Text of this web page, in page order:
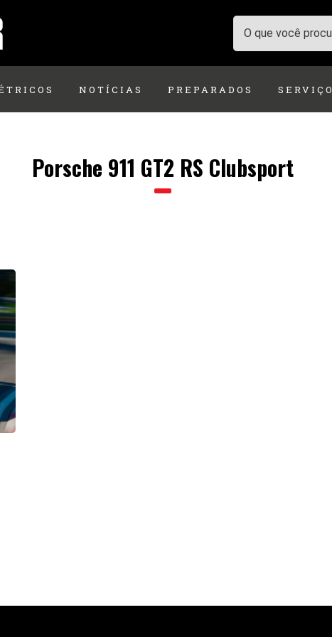
NOTÍCIAS PREPARADOS SERVIÇO
Porsche 911 GT2 RS Clubsport